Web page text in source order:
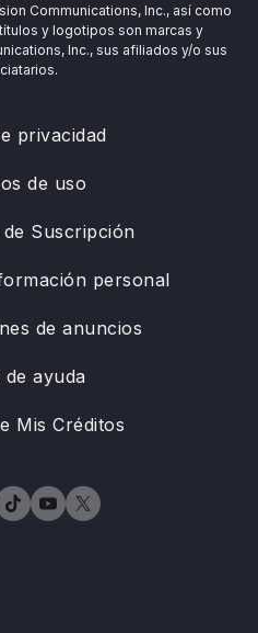
Communications, Inc., así como
y logotipos son marcas y
Inc., sus afiliados y/o sus
privacidad
de uso
Suscripción
personal
de anuncios
ayuda
Mis Créditos